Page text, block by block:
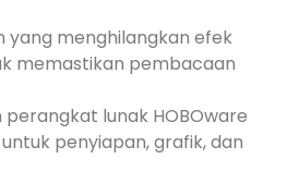
yang menghilangkan efek
memastikan pembacaan
lunak HOBOware
penyiapan, grafik, dan